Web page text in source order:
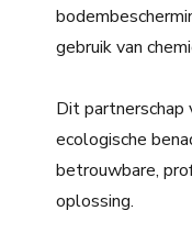
gebruik van
Dit partnerschap
ecologische
betrouwbare,
oplossing.